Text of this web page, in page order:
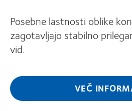
Posebne lastnosti oblike
zagotavljajo stabilno
vid.
VEČ